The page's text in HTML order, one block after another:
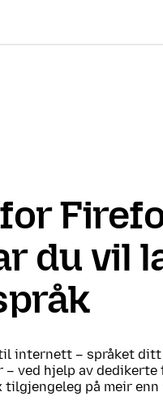
du vil
internett – språket ditt
– ved hjelp av
tilgjengeleg på meir enn